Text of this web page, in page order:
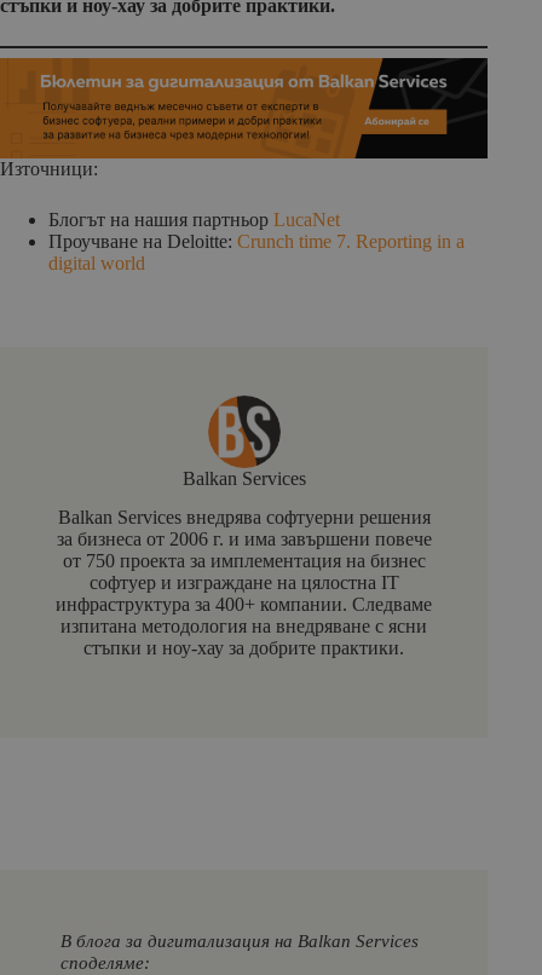
стъпки и ноу-хау за добрите практики.
Източници:
Блогът на нашия партньор LucaNet
Проучване на Deloitte: Crunch time 7. Reporting in a
digital world
Balkan Services
Balkan Services внедрява софтуерни решения
за бизнеса от 2006 г. и има завършени повече
от 750 проекта за имплементация на бизнес
софтуер и изграждане на цялостна IT
инфраструктура за 400+ компании. Следваме
изпитана методология на внедряване с ясни
стъпки и ноу-хау за добрите практики.
В блога за дигитализация на Balkan Services
споделяме: